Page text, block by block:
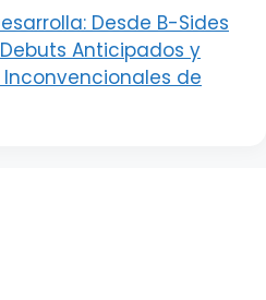
Desde B-Sides
Anticipados y
de